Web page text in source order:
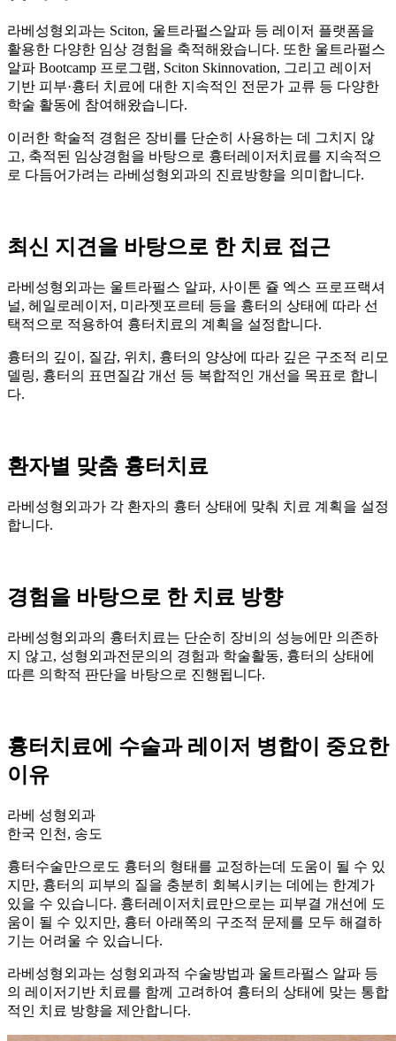
라베성형외과는 Sciton, 울트라펄스알파 등 레이저 플랫폼을
활용한 다양한 임상 경험을 축적해왔습니다. 또한 울트라펄스
알파 Bootcamp 프로그램, Sciton Skinnovation, 그리고 레이저
기반 피부·흉터 치료에 대한 지속적인 전문가 교류 등 다양한
학술 활동에 참여해왔습니다.
이러한 학술적 경험은 장비를 단순히 사용하는 데 그치지 않
고, 축적된 임상경험을 바탕으로 흉터레이저치료를 지속적으
로 다듬어가려는 라베성형외과의 진료방향을 의미합니다.
최신 지견을 바탕으로 한 치료 접근
라베성형외과는 울트라펄스 알파, 사이톤 쥴 엑스 프로프랙셔
널, 헤일로레이저, 미라젯포르테 등을 흉터의 상태에 따라 선
택적으로 적용하여 흉터치료의 계획을 설정합니다.
흉터의 깊이, 질감, 위치, 흉터의 양상에 따라 깊은 구조적 리모
델링, 흉터의 표면질감 개선 등 복합적인 개선을 목표로 합니
다.
환자별 맞춤 흉터치료
라베성형외과가 각 환자의 흉터 상태에 맞춰 치료 계획을 설정
합니다.
경험을 바탕으로 한 치료 방향
라베성형외과의 흉터치료는 단순히 장비의 성능에만 의존하
지 않고, 성형외과전문의의 경험과 학술활동, 흉터의 상태에
따른 의학적 판단을 바탕으로 진행됩니다.
흉터치료에 수술과 레이저 병합이 중요한
이유
라베 성형외과
한국 인천, 송도
흉터수술만으로도 흉터의 형태를 교정하는데 도움이 될 수 있
지만, 흉터의 피부의 질을 충분히 회복시키는 데에는 한계가
있을 수 있습니다. 흉터레이저치료만으로는 피부결 개선에 도
움이 될 수 있지만, 흉터 아래쪽의 구조적 문제를 모두 해결하
기는 어려울 수 있습니다.
라베성형외과는 성형외과적 수술방법과 울트라펄스 알파 등
의 레이저기반 치료를 함께 고려하여 흉터의 상태에 맞는 통합
적인 치료 방향을 제안합니다.